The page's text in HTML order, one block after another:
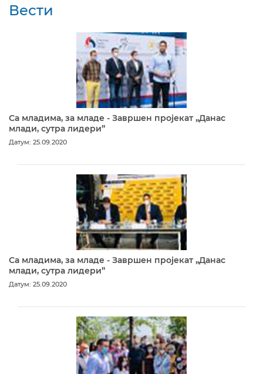
Вести
Са младима, за младе - Завршен пројекат „Данас
млади, сутра лидери”
Датум: 25.09.2020
Са младима, за младе - Завршен пројекат „Данас
млади, сутра лидери”
Датум: 25.09.2020